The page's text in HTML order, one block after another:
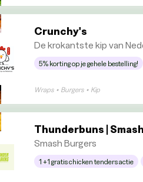
Crunchy's
De krokantste kip van
5% korting op je gehele bestelling!
Wraps • Burgers • Kip
Thunderbuns |
Smash Burgers
1 +1 gratis chicken tenders actie